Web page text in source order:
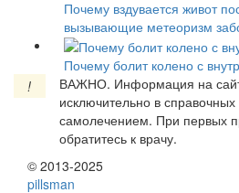
Почему вздувается живот
вызывающие метеоризм
Почему болит колено с
!
ВАЖНО. Информация на
исключительно в
самолечением. При первых
обратитесь к врачу.
© 2013-2025
pillsman